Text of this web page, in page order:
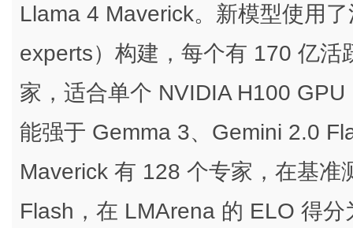
Llama 4 Maverick。新模型使用
experts）构建，每个有 170 亿
家，适合单个 NVIDIA H100
能强于 Gemma 3、Gemini 2.0
Maverick 有 128 个专家，在基
Flash，在 LMArena 的 ELO 得